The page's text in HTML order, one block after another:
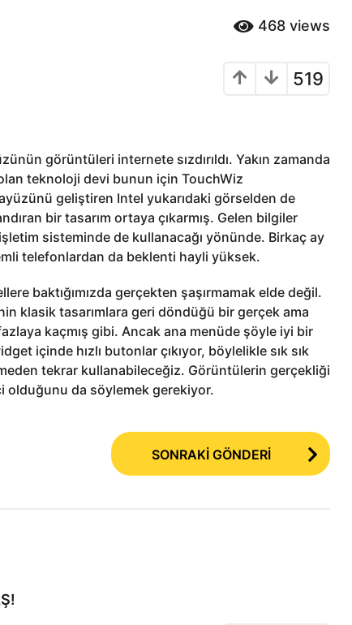
468 views
519
görüntüleri internete sızdırıldı. Yakın zamanda
teknoloji devi bunun için TouchWiz
geliştiren Intel yukarıdaki görselden de
bir tasarım ortaya çıkarmış. Gelen bilgiler
sisteminde de kullanacağı yönünde. Birkaç ay
telefonlardan da beklenti hayli yüksek.
baktığımızda gerçekten şaşırmamak elde değil.
klasik tasarımlara geri döndüğü bir gerçek ama
kaçmış gibi. Ancak ana menüde şöyle iyi bir
içinde hızlı butonlar çıkıyor, böylelikle sık sık
tekrar kullanabileceğiz. Görüntülerin gerçekliği
olduğunu da söylemek gerekiyor.
SONRAKİ GÖNDERİ